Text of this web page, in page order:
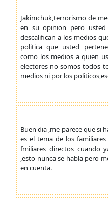
Jakimchuk,terrorismo de
en su opinion pero
descalifican a los medios
politica que usted
como los medios a quien
electores no somos todos
medios ni por los
Buen dia ,me parece que si
es el tema de los
fmiliares directos cuando
,esto nunca se habla pero
en cuenta.